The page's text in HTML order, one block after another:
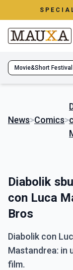
Movie&Short Festival
News>Comics>
Diabolik
con Luca
Bros
Diabolik con
Mastandrea: in
film.